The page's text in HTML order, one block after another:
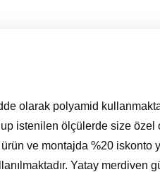
olarak polyamid
istenilen ölçülerde size özel
ve montajda %20 iskonto
Yatay merdiven